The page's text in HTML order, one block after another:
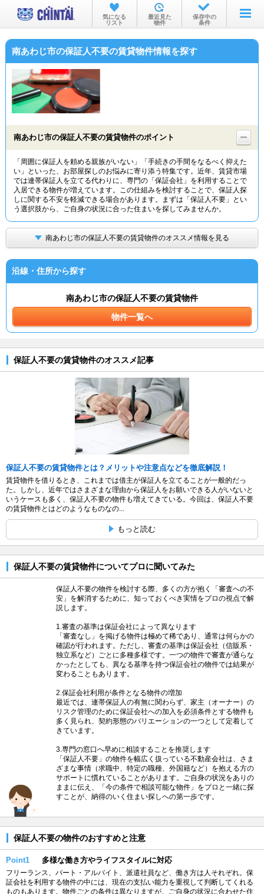
お部屋を探す
沿線・駅から
物件特集から
TOP
気になる
リスト
最近見た
物件
保存中の
条件
南あわじ市の保証人不要の賃貸物件情報を探す
南あわじ市の保証人不要の賃貸物件のポイント
「周囲に保証人を頼める親族がいない」「手続きの手間をなるべく抑えた
い」といった、お部屋探しのお悩みに寄り添う特集です。近年、賃貸市場
では連帯保証人を立てる代わりに、専門の「保証会社」を利用することで
入居できる物件が増えています。この仕組みを検討することで、保証人探
しに関する不安を軽減できる場合があります。まずは「保証人不要」とい
う選択肢から、ご自身の状況に合った住まいを探してみませんか。
南あわじ市の保証人不要の賃貸物件のオススメ情報を見る
沿線・住所から探す
南あわじ市の保証人不要の賃貸物件
物件一覧へ
保証人不要の賃貸物件のオススメ記事
保証人不要の賃貸物件とは？メリットや注意点などを徹底解説！
賃貸物件を借りるとき、これまでは借主が保証人を立てることが一般的だっ
た。しかし、近年ではさまざまな理由から保証人をお願いできる人がいないと
いうケースも多く、保証人不要の物件も増えてきている。今回は、保証人不要
の賃貸物件とはどのようなものなの...
もっと読む
保証人不要の賃貸物件についてプロに聞いてみた
保証人不要の物件を検討する際、多くの方が抱く「審査への不
安」を解消するために、知っておくべき実情をプロの視点で解
説します。
1.審査の基準は保証会社によって異なります
「審査なし」を掲げる物件は極めて稀であり、通常は何らかの
確認が行われます。ただし、審査の基準は保証会社（信販系・
独立系など）ごとに多種多様です。一つの物件で審査が通らな
かったとしても、異なる基準を持つ保証会社の物件では結果が
変わることもあります。
2.保証会社利用が条件となる物件の増加
最近では、連帯保証人の有無に関わらず、家主（オーナー）の
リスク管理のために保証会社への加入を必須条件とする物件も
多く見られ、契約形態のバリエーションの一つとして定着して
きています。
3.専門の窓口へ早めに相談することを推奨します
「保証人不要」の物件を幅広く扱っている不動産会社は、さま
ざまな事情（求職中、特定の職種、外国籍など）を抱える方の
サポートに慣れていることがあります。ご自身の状況をありの
ままに伝え、「今の条件で相談可能な物件」をプロと一緒に探
すことが、納得のいく住まい探しへの第一歩です。
保証人不要の物件のおすすめと注意
Point1 多様な働き方やライフスタイルに対応
フリーランス、パート・アルバイト、派遣社員など、働き方は人それぞれ。保
証会社を利用する物件の中には、現在の支払い能力を重視して判断してくれる
ものもあります。物件ごとの条件は異なりますが、ご自身の状況に合わせた住